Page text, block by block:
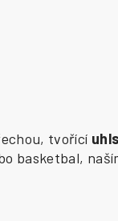
tvořící
basketbal,